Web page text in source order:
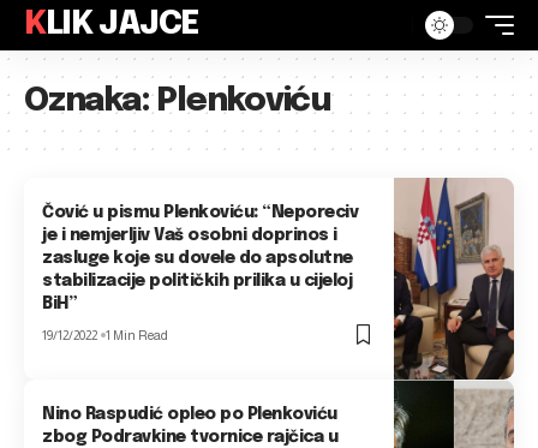
KLIK JAJCE
Oznaka:Plenkoviću
Čović u pismu Plenkoviću: “Neporeciv
je i nemjerljiv Vaš osobni doprinos i
zasluge koje su dovele do apsolutne
stabilizacije političkih prilika u cijeloj
BiH”
19/12/2022 1 Min Read
Nino Raspudić opleo po Plenkoviću
zbog Podravkine tvornice rajčica u